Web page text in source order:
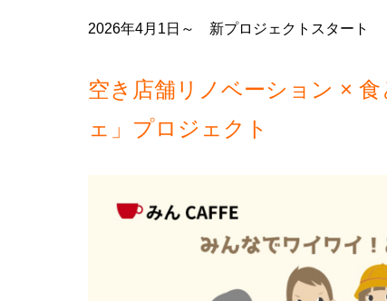
2026年4月1日～ 新プロジェクトスタート
空き店舗リノベーション × 食
ェ」プロジェクト